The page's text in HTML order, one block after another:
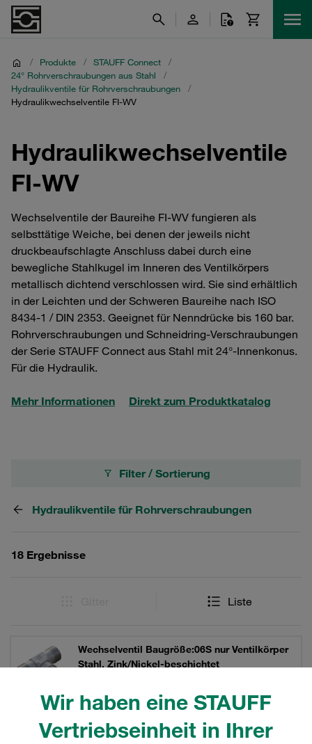
Wir haben eine STAUFF
Vertriebseinheit in Ihrer
/ Produkte / STAUFF Connect
/
24° Rohrverschraubungen aus Stahl
/
Hydraulikventile für Rohrverschraubungen
/
Hydraulikwechselventile FI-WV
Hydraulikwechselventile
FI-WV
Wechselventile der Baureihe FI-WV fungieren als
selbsttätige Weiche, bei denen der jeweils nicht
druckbeaufschlagte Anschluss dabei durch eine
bewegliche Stahlkugel im Inneren des Ventilkörpers
metallisch dichtend verschlossen wird. Sie sind erhältlich
in der Leichten und der Schweren Baureihe nach ISO
8434-1 / DIN 2353. Geeignet für Nenndrücke bis 160 bar.
Rohrverschraubungen und Schneidring-Verschraubungen
der Serie STAUFF Connect aus Stahl mit 24°-Innenkonus.
Für die Hydraulik.
Mehr Informationen Direkt zum Produktkatalog
Filter / Sortierung
Hydraulikventile für Rohrverschraubungen
18 Ergebnisse
Liste
Wechselventil Baugröße:06S nur Ventilkörper
Stahl, Zink/Nickel-beschichtet
Versand ab 7,99 € / zuzüglich Steuern